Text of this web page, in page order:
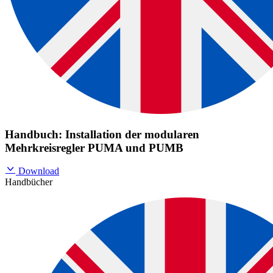
Handbuch: Installation der modularen
Mehrkreisregler PUMA und PUMB
Download
Handbücher